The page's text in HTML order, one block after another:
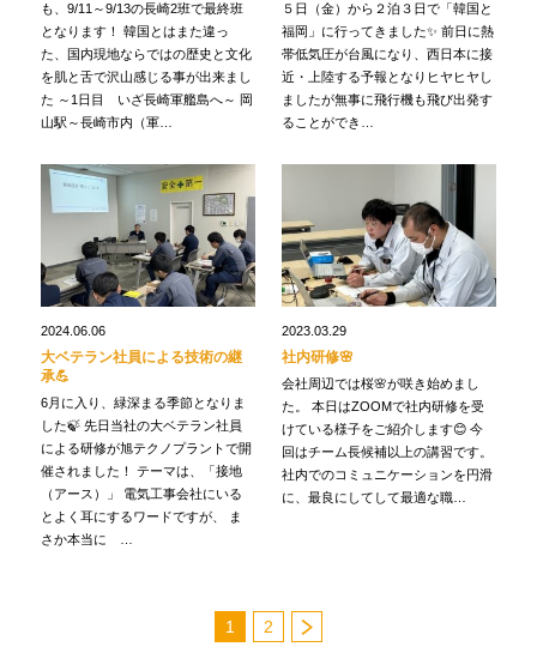
も、9/11～9/13の長崎2班で最終班
となります！ 韓国とはまた違っ
た、国内現地ならではの歴史と文化
を肌と舌で沢山感じる事が出来まし
た ～1日目 いざ長崎軍艦島へ～ 岡
山駅～長崎市内（軍…
５日（金）から２泊３日で「韓国と
福岡」に行ってきました✨ 前日に熱
帯低気圧が台風になり、西日本に接
近・上陸する予報となりヒヤヒヤし
ましたが無事に飛行機も飛び出発す
ることができ…
2024.06.06
大ベテラン社員による技術の継
承💪
6月に入り、緑深まる季節となりま
した🍃 先日当社の大ベテラン社員
による研修が旭テクノプラントで開
催されました！ テーマは、「接地
（アース）」 電気工事会社にいる
とよく耳にするワードですが、 ま
さか本当に …
2023.03.29
社内研修🌸
会社周辺では桜🌸が咲き始めまし
た。 本日はZOOMで社内研修を受
けている様子をご紹介します😊 今
回はチーム長候補以上の講習です。
社内でのコミュニケーションを円滑
に、最良にしてして最適な職…
1 2